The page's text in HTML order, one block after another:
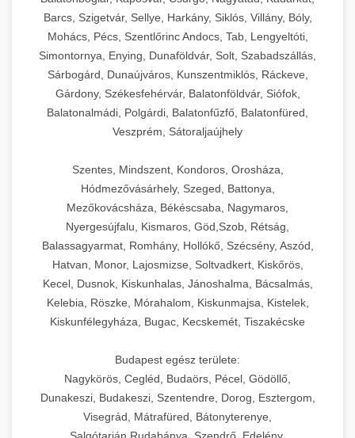
Barcs, Szigetvár, Sellye, Harkány, Siklós, Villány, Bóly,
Mohács, Pécs, Szentlőrinc Andocs, Tab, Lengyeltóti,
Simontornya, Enying, Dunaföldvár, Solt, Szabadszállás,
Sárbogárd, Dunaújváros, Kunszentmiklós, Ráckeve,
Gárdony, Székesfehérvár, Balatonföldvár, Siófok,
Balatonalmádi, Polgárdi, Balatonfűzfő, Balatonfüred,
Veszprém, Sátoraljaújhely
Szentes, Mindszent, Kondoros, Orosháza,
Hódmezővásárhely, Szeged, Battonya,
Mezőkovácsháza, Békéscsaba, Nagymaros,
Nyergesújfalu, Kismaros, Göd,Szob, Rétság,
Balassagyarmat, Romhány, Hollókő, Szécsény, Aszód,
Hatvan, Monor, Lajosmizse, Soltvadkert, Kiskőrös,
Kecel, Dusnok, Kiskunhalas, Jánoshalma, Bácsalmás,
Kelebia, Röszke, Mórahalom, Kiskunmajsa, Kistelek,
Kiskunfélegyháza, Bugac, Kecskemét, Tiszakécske
Budapest egész területe:
Nagykörös, Cegléd, Budaörs, Pécel, Gödöllő,
Dunakeszi, Budakeszi, Szentendre, Dorog, Esztergom,
Visegrád, Mátrafüred, Bátonyterenye,